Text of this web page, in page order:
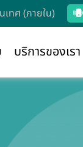
เทศ (ภายใน)
บริการของเรา